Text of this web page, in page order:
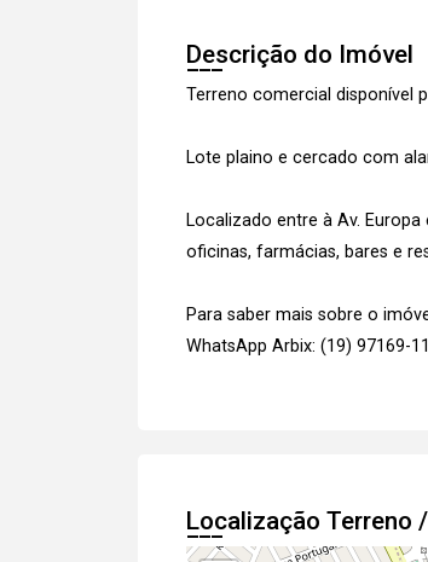
Descrição do Imóvel
Terreno comercial disponível
Lote plaino e cercado com
Localizado entre à Av.
oficinas, farmácias, bares e
Para saber mais sobre o
WhatsApp Arbix: (19) 97169-
Localização Terreno